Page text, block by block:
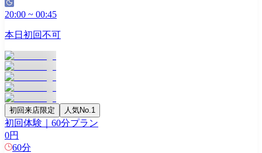
20:00 ~ 00:45
本日初回不可
初回来店限定 人気No.1
初回体験｜60分プラン
0円
60分